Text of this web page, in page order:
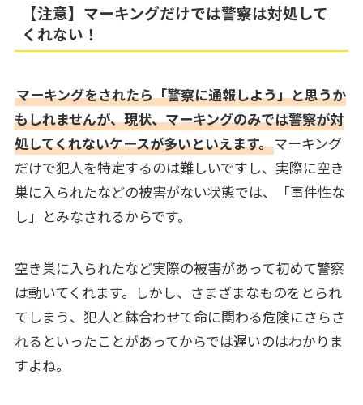
【注意】マーキングだけでは警察は対処して
くれない！
マーキングをされたら「警察に通報しよう」と思うか
もしれませんが、現状、マーキングのみでは警察が対
処してくれないケースが多いといえます。マーキング
だけで犯人を特定するのは難しいですし、実際に空き
巣に入られたなどの被害がない状態では、「事件性な
し」とみなされるからです。
空き巣に入られたなど実際の被害があって初めて警察
は動いてくれます。しかし、さまざまなものをとられ
てしまう、犯人と鉢合わせて命に関わる危険にさらさ
れるといったことがあってからでは遅いのはわかりま
すよね。